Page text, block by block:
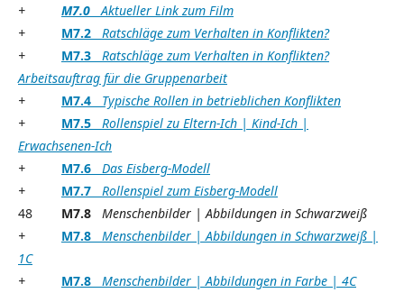
+ M7.0 Aktueller Link zum Film
+ M7.2 Ratschläge zum Verhalten in Konflikten?
+ M7.3 Ratschläge zum Verhalten in Konflikten?
Arbeitsauftrag für die Gruppenarbeit
+ M7.4 Typische Rollen in betrieblichen Konflikten
+ M7.5 Rollenspiel zu Eltern-Ich | Kind-Ich |
Erwachsenen-Ich
+ M7.6 Das Eisberg-Modell
+ M7.7 Rollenspiel zum Eisberg-Modell
48
M7.8 Menschenbilder | Abbildungen in Schwarzweiß
+ M7.8 Menschenbilder | Abbildungen in Schwarzweiß |
1C
+ M7.8 Menschenbilder | Abbildungen in Farbe | 4C